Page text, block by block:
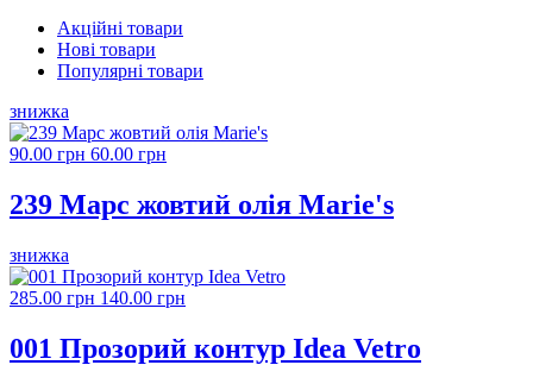
Акційні товари
Нові товари
Популярні товари
знижка
90.00 грн 60.00 грн
239 Марс жовтий олія Marie's
знижка
285.00 грн 140.00 грн
001 Прозорий контур Idea Vetro